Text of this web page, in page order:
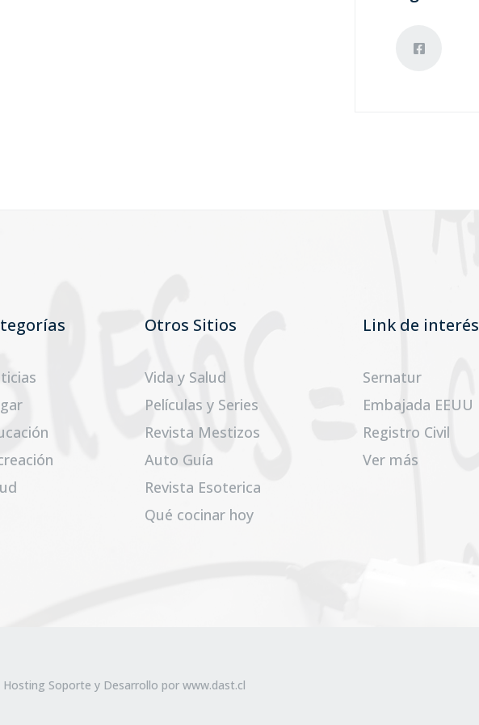
Otros Sitios
Vida y Salud
Películas y Series
Revista Mestizos
Auto Guía
Revista Esoterica
Qué cocinar hoy
Link de interés
Sernatur
Embajada EEUU
Registro Civil
Ver más
Soporte y Desarrollo por www.dast.cl